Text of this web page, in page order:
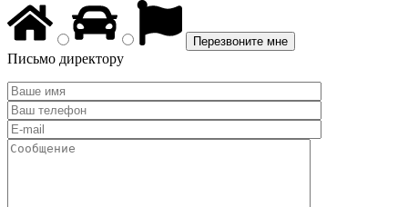
Письмо директору